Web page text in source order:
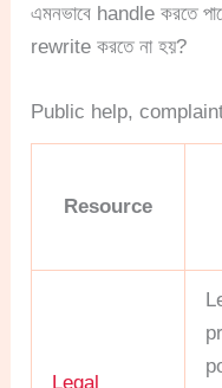
এমনভাবে handle করতে
rewrite করতে না হয়?
Public help,
Resource
Legal